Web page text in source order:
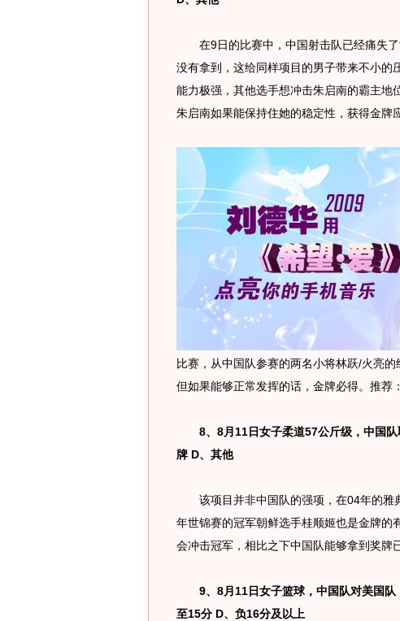
在9日的比赛中，中国射击队已经痛失了
没有拿到，这给同样项目的男子带来不小的
能力极强，其他选手想冲击朱启南的霸主地
朱启南如果能保持住她的稳定性，获得金牌
比赛，从中国队参赛的两名小将林跃/火亮
但如果能够正常发挥的话，金牌必得。推荐
8、8月11日女子柔道57公斤级，中国队
牌 D、其他
该项目并非中国队的强项，在04年的雅
年世锦赛的冠军朝鲜选手桂顺姬也是金牌的
会冲击冠军，相比之下中国队能够拿到奖牌
9、8月11日女子篮球，中国队对美国队
至15分 D、负16分及以上